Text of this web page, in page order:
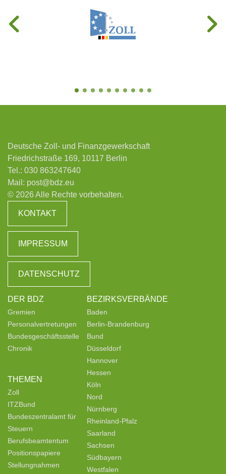
Deutsche Zoll- und Finanzgewerkschaft
Friedrichstraße 169, 10117 Berlin
Tel.: 030 863247640
Mail: post@bdz.eu
© 2026 Alle Rechte vorbehalten.
KONTAKT
IMPRESSUM
DATENSCHUTZ
DER BDZ
Gremien
Personalvertretungen
Bundesgeschäftsstelle
Chronik
THEMEN
Zoll
ITZBund
Bundeszentralamt für
Steuern
Berufsbeamtentum
Positionspapiere
Stellungnahmen
BEZIRKSVERBÄNDE
Baden
Berlin-Brandenburg
Bund
Düsseldorf
Hannover
Hessen
Köln
Nord
Nürnberg
Rheinland-Pfalz
Saarland
Sachsen
Südbayern
Westfalen